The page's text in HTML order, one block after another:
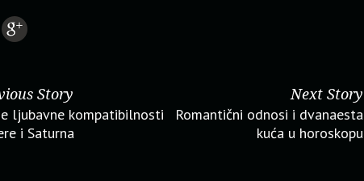
Story
ljubavne kompatibilnosti
i Saturna
Next Story
Romantični odnosi i dvanaesta
kuća u horoskopu